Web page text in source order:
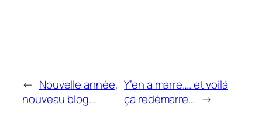
← Nouvelle année,
nouveau blog…
Y’en a marre…. et voilà
ça redémarre… →